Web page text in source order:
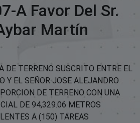
A Favor Del Sr.
Martín
DE TERRENO SUSCRITO ENTRE EL
Y EL SEÑOR JOSE ALEJANDRO
DE TERRENO CON UNA
DE 94,329.06 METROS
A (150) TAREAS